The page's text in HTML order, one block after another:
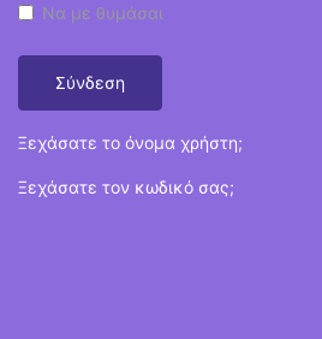
Να με θυμάσαι
Σύνδεση
Ξεχάσατε το όνομα χρήστη;
Ξεχάσατε τον κωδικό σας;